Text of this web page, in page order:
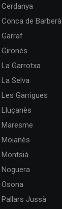
Cerdanya
Conca de Barberà
Garraf
Gironès
La Garrotxa
La Selva
Les Garrigues
Lluçanès
Maresme
Moianès
Montsià
Noguera
Osona
Pallars Jussà